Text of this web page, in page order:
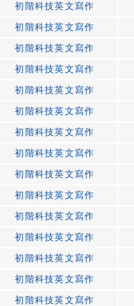
初階科技英文寫作
初階科技英文寫作
初階科技英文寫作
初階科技英文寫作
初階科技英文寫作
初階科技英文寫作
初階科技英文寫作
初階科技英文寫作
初階科技英文寫作
初階科技英文寫作
初階科技英文寫作
初階科技英文寫作
初階科技英文寫作
初階科技英文寫作
初階科技英文寫作